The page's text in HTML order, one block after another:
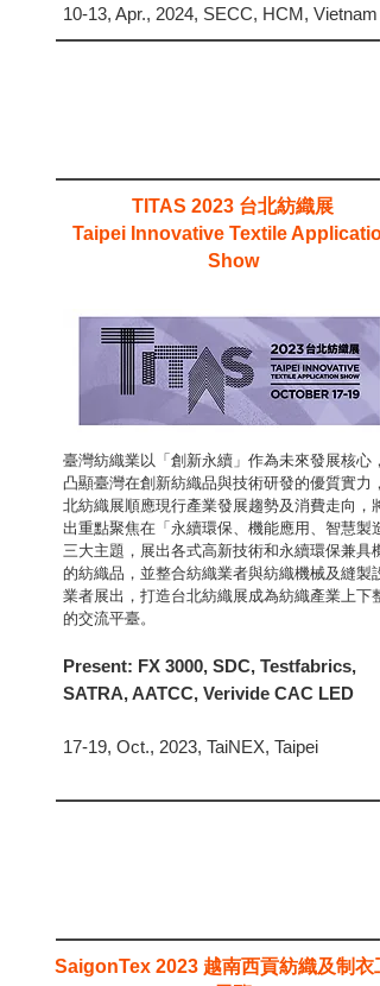
10-13, Apr., 2024, SECC, HCM, Vietnam
TITAS 2023 台北紡織展
Taipei Innovative Textile
Show
臺灣紡織業以「創新永續」作為未來發展核心，
凸顯臺灣在創新紡織品與技術研發的優質實力，
北紡織展順應現行產業發展趨勢及消費走向，將
出重點聚焦在「永續環保、機能應用、智慧製造
三大主題，展出各式高新技術和永續環保兼具機
的紡織品，並整合紡織業者與紡織機械及縫製設
業者展出，打造台北紡織展成為紡織產業上下整
的交流平臺。
Present: FX 3000, SDC, Testfabrics,
SATRA, AATCC, Verivide CAC LED
17-19, Oct., 2023, TaiNEX, Taipei
SaigonTex 2023 越南西貢紡織及制衣